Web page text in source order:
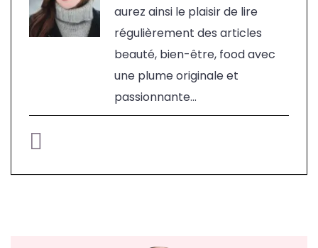
aurez ainsi le plaisir de lire
régulièrement des articles
beauté, bien-être, food avec
une plume originale et
passionnante...